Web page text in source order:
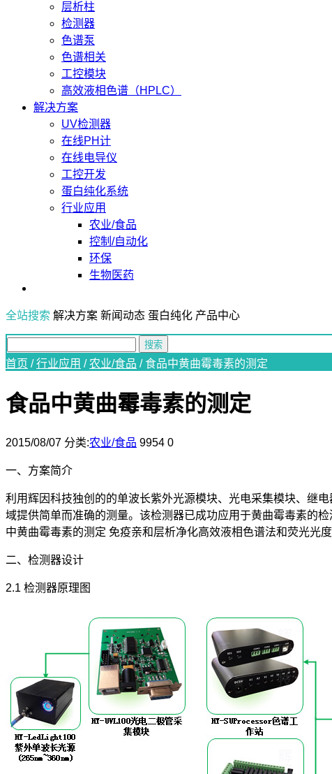
层析柱
检测器
色谱泵
色谱相关
工控模块
高效液相色谱（HPLC）
解决方案
UV检测器
在线PH计
在线电导仪
工控开发
蛋白纯化系统
行业应用
农业/食品
控制/自动化
环保
生物医药
全站搜索 解决方案 新闻动态 蛋白纯化 产品中心
首页 /行业应用 /农业/食品 /食品中黄曲霉毒素的测定
食品中黄曲霉毒素的测定
2015/08/07 分类:农业/食品 9954 0
一、方案简介
利用辉因科技独创的的单波长紫外光源模块、光电采集模块、继
域提供简单而准确的测量。该检测器已成功应用于黄曲霉毒素的
中黄曲霉毒素的测定 免疫亲和层析净化高效液相色谱法和荧光光
二、检测器设计
2.1 检测器原理图